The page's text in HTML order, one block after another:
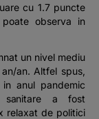
cu 1.7 puncte
observa in
un nivel mediu
an. Altfel spus,
anul pandemic
a fost
relaxat de politici